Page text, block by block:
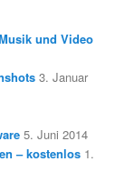
und Video
3. Januar
5. Juni 2014
– kostenlos 1.